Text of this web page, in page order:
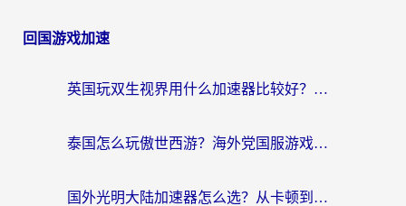
回国游戏加速
英国玩双生视界用什么加速器比较好？海外党亲测有效的国服游戏加速方案
泰国怎么玩傲世西游？海外党国服游戏加速终极攻略（附光明大陆量子特攻实测）
国外光明大陆加速器怎么选？从卡顿到丝滑的终极指南（含德国玩走开外星人墨西哥玩俄罗斯方块技巧）